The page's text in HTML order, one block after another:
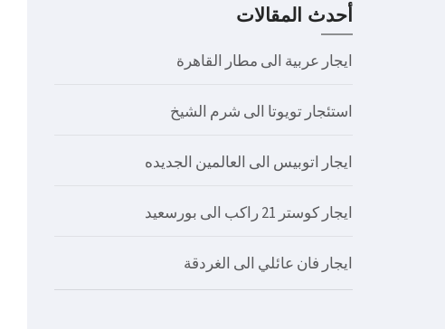
أحدث المقالات
ايجار عربية الى مطار القاهرة
استئجار تويوتا الى شرم الشيخ
ايجار اتوبيس الى العالمين الجديده
ايجار كوستر 21 راكب الى بورسعيد
ايجار فان عائلي الى الغردقة